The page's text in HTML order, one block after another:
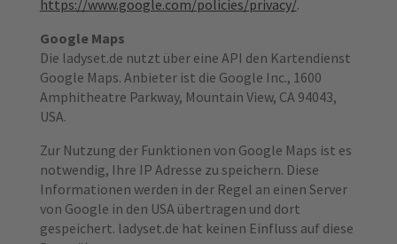
https://www.google.com/policies/privacy/.
Google Maps
Die ladyset.de nutzt über eine API den Kartendienst
Google Maps. Anbieter ist die Google Inc., 1600
Amphitheatre Parkway, Mountain View, CA 94043,
USA.
Zur Nutzung der Funktionen von Google Maps ist es
notwendig, Ihre IP Adresse zu speichern. Diese
Informationen werden in der Regel an einen Server
von Google in den USA übertragen und dort
gespeichert. ladyset.de hat keinen Einfluss auf diese